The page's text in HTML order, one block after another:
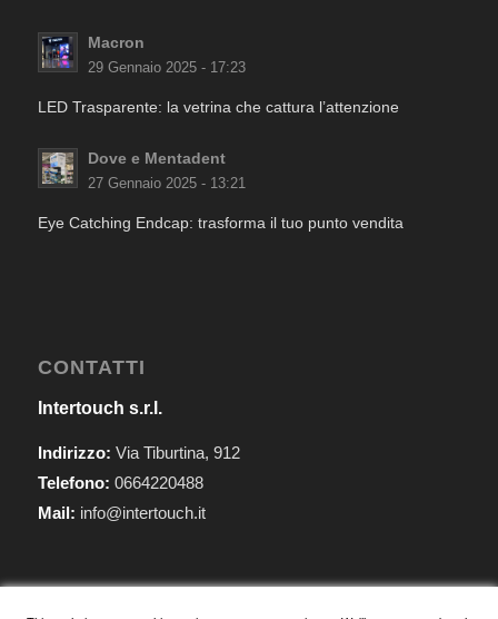
Macron
29 Gennaio 2025 - 17:23
LED Trasparente: la vetrina che cattura l’attenzione
Dove e Mentadent
27 Gennaio 2025 - 13:21
Eye Catching Endcap: trasforma il tuo punto vendita
CONTATTI
Intertouch s.r.l.
Indirizzo: Via Tiburtina, 912
Telefono: 0664220488
Mail: info@intertouch.it